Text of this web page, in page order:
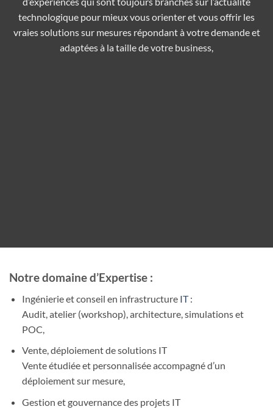
technologique pour mieux vous orienter et vous offrir les
vraies solutions sur mesures répondant à votre demande et
adaptées à la taille de votre business,
Notre domaine d’Expertise :
Ingénierie et conseil en infrastructure IT:
Audit, atelier (workshop), architecture, simulations et
POC,
Vente, déploiement de solutions IT
Vente étudiée et personnalisée accompagné d’un
déploiement sur mesure,
Gestion et gouvernance des projets IT